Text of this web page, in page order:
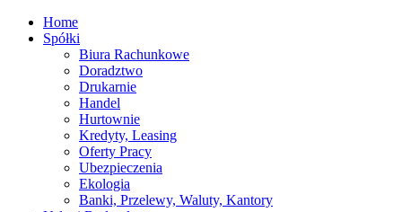
Home
Spółki
Biura Rachunkowe
Doradztwo
Drukarnie
Handel
Hurtownie
Kredyty, Leasing
Oferty Pracy
Ubezpieczenia
Ekologia
Banki, Przelewy, Waluty, Kantory